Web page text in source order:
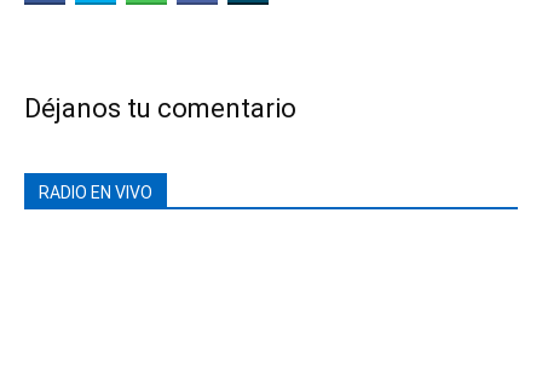
Déjanos tu comentario
RADIO EN VIVO